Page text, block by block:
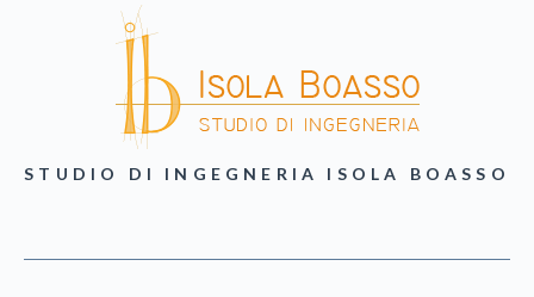
STUDIO DI INGEGNERIA ISOLA BOASSO